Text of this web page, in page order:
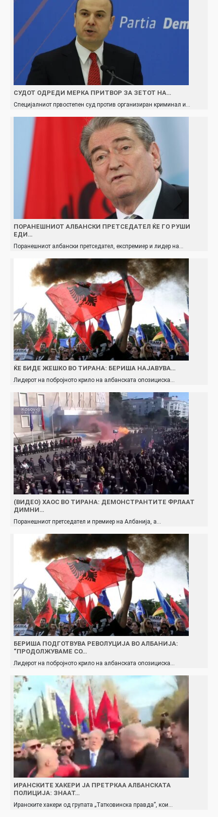
СУДОТ ОДРЕДИ МЕРКА ПРИТВОР ЗА ЗЕТОТ НА…
Специјалниот првостепен суд против организиран криминал и…
ПОРАНЕШНИОТ АЛБАНСКИ ПРЕТСЕДАТЕЛ ЌЕ ГО РУШИ
ЕДИ…
Поранешниот албански претседател, експремиер и лидер на…
ЌЕ БИДЕ ЖЕШКО ВО ТИРАНА: БЕРИША НАЈАВУВА…
Лидерот на побројното крило на албанската опозициска…
(ВИДЕО) ХАОС ВО ТИРАНА: ДЕМОНСТРАНТИТЕ ФРЛААТ
ДИМНИ…
Поранешниот претседател и премиер на Албанија, а…
БЕРИША ПОДГОТВУВА РЕВОЛУЦИЈА ВО АЛБАНИЈА:
“ПРОДОЛЖУВАМЕ СО…
Лидерот на побројното крило на албанската опозициска…
ИРАНСКИТЕ ХАКЕРИ ЈА ПРЕТРКАА АЛБАНСКАТА
ПОЛИЦИЈА: ЗНААТ…
Иранските хакери од групата „Татковинска правда”, кои…